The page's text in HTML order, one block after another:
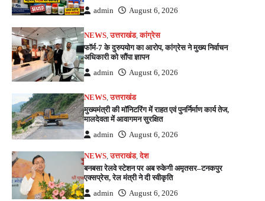
admin August 6, 2026
NEWS ,उत्तराखंड,कांग्रेस
फॉर्म-7 के दुरुपयोग का आरोप, कांग्रेस ने मुख्य निर्वाचन
अधिकारी को सौंपा ज्ञापन
admin August 6, 2026
NEWS ,उत्तराखंड
मुख्यमंत्री की मॉनिटरिंग में राहत एवं पुनर्निर्माण कार्य तेज,
मालदेवता में आवागमन सुरक्षित
admin August 6, 2026
NEWS,उत्तराखंड,देश
बनबसा रेलवे स्टेशन पर अब रुकेगी अमृतसर–टनकपुर
एक्सप्रेस, रेल मंत्री ने दी स्वीकृति
admin August 6, 2026